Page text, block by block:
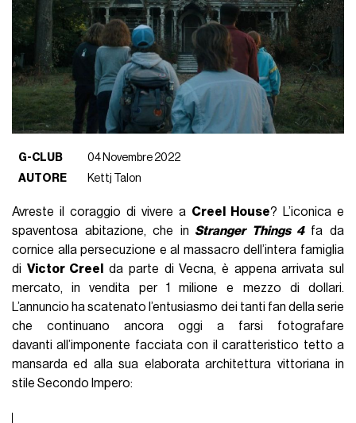
G-CLUB
04 Novembre 2022
AUTORE
Kettj Talon
Avreste il coraggio di vivere a Creel House? L’iconica e
spaventosa abitazione, che in Stranger Things 4fa da
cornice alla persecuzione e al massacro dell’intera famiglia
di Victor Creel
da parte di Vecna, è appena arrivata sul
mercato, in vendita per 1 milione e mezzo di dollari.
L’annuncio ha scatenato l’entusiasmo dei tanti fan della serie
che continuano ancora oggi a farsi fotografare
davanti all’imponente facciata con il caratteristico tetto a
mansarda ed alla sua elaborata architettura vittoriana in
stile Secondo Impero: